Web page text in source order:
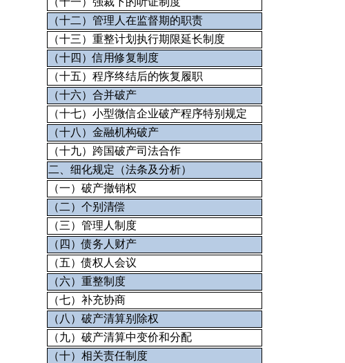
（十二）管理人在监督期的职责
（十三）重整计划执行期限延长制度
（十四）信用修复制度
（十五）程序终结后的恢复履职
（十六）合并破产
（十七）小型微信企业破产程序特别规定
（十八）金融机构破产
（十九）跨国破产司法合作
二、细化规定（法条及分析）
（一）破产撤销权
（二）个别清偿
（三）管理人制度
（四）债务人财产
（五）债权人会议
（六）重整制度
（七）补充协商
（八）破产清算别除权
（九）破产清算中变价和分配
（十）相关责任制度